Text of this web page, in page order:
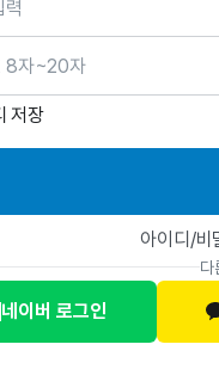
저장
아이디/비
다
네이버 로그인